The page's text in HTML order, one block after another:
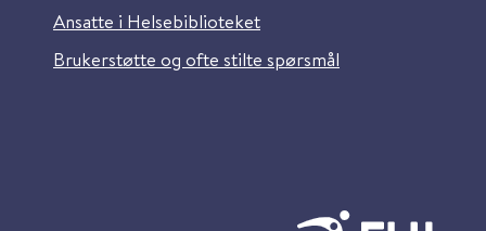
Ansatte i Helsebiblioteket
Brukerstøtte og ofte stilte spørsmål